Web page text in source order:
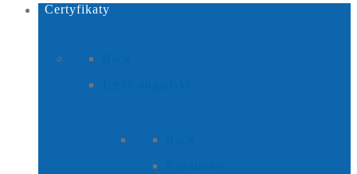
Certyfikaty